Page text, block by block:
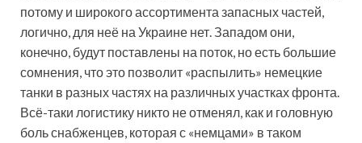
потому и широкого ассортимента запасных частей,
логично, для неё на Украине нет. Западом они,
конечно, будут поставлены на поток, но есть большие
сомнения, что это позволит «распылить» немецкие
танки в разных частях на различных участках фронта.
Всё-таки логистику никто не отменял, как и головную
боль снабженцев, которая с «немцами» в таком